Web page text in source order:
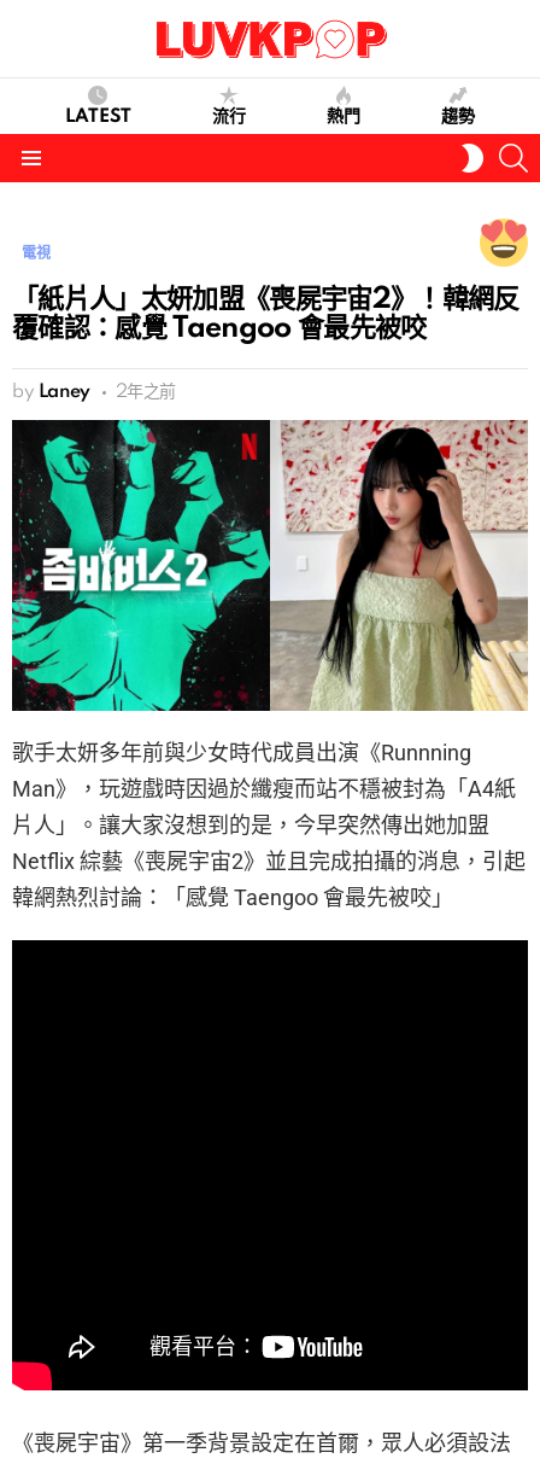
LATEST 流行 熱門 趨勢
SKIN
電視
「紙片人」太妍加盟《喪屍宇宙2》！韓網反
覆確認：感覺 Taengoo 會最先被咬
by Laney 2年之前
歌手太妍多年前與少女時代成員出演《Runnning
Man》，玩遊戲時因過於纖瘦而站不穩被封為「A4紙
片人」。讓大家沒想到的是，今早突然傳出她加盟
Netflix 綜藝《喪屍宇宙2》並且完成拍攝的消息，引起
韓網熱烈討論：「感覺 Taengoo 會最先被咬」
《喪屍宇宙》第一季背景設定在首爾，眾人必須設法